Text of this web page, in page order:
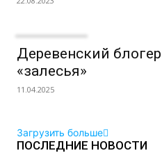
Деревенский
«залесья»
11.04.2025
Загрузить больше
ПОСЛЕДНИЕ НОВОСТИ